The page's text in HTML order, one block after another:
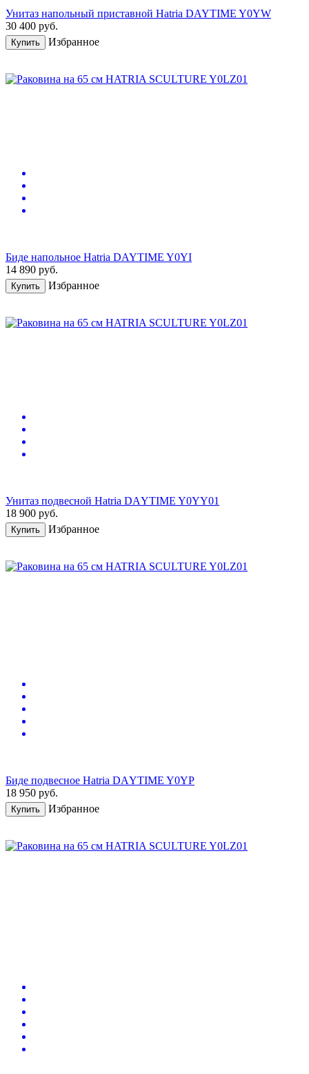
Унитаз напольный приставной Hatria DAYTIME Y0YW
30 400 руб.
Купить Избранное
Биде напольное Hatria DAYTIME Y0YI
14 890 руб.
Купить Избранное
Унитаз подвесной Hatria DАYTIME Y0YY01
18 900 руб.
Купить Избранное
Биде подвесное Hatria DАYTIME Y0YP
18 950 руб.
Купить Избранное